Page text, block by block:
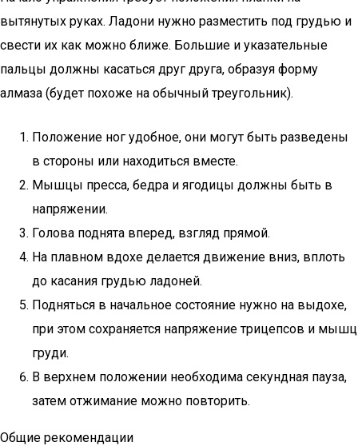
вытянутых руках. Ладони нужно разместить под грудью и
свести их как можно ближе. Большие и указательные
пальцы должны касаться друг друга, образуя форму
алмаза (будет похоже на обычный треугольник).
Положение ног удобное, они могут быть разведены
в стороны или находиться вместе.
Мышцы пресса, бедра и ягодицы должны быть в
напряжении.
Голова поднята вперед, взгляд прямой.
На плавном вдохе делается движение вниз, вплоть
до касания грудью ладоней.
Подняться в начальное состояние нужно на выдохе,
при этом сохраняется напряжение трицепсов и мышц
груди.
В верхнем положении необходима секундная пауза,
затем отжимание можно повторить.
Общие рекомендации